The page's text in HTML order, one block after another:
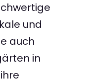
und
auch
in